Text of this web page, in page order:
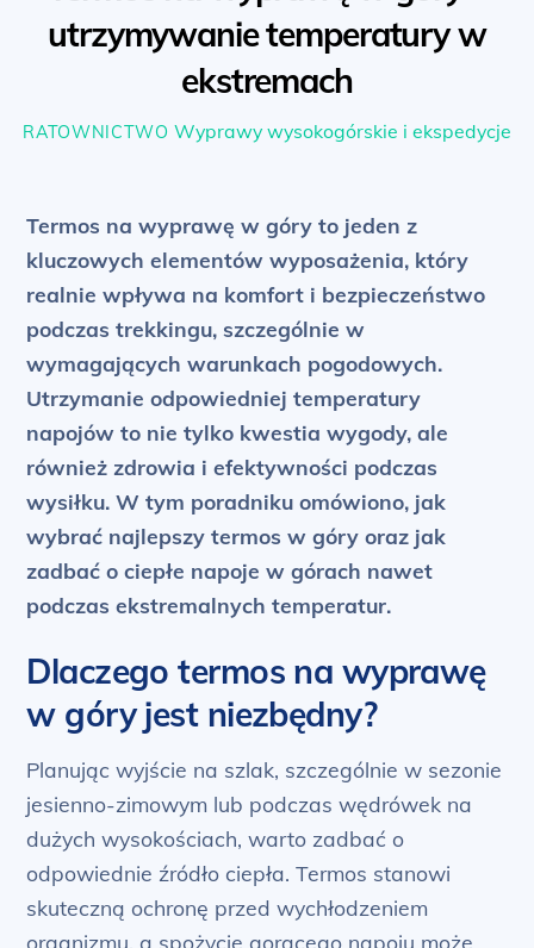
utrzymywanie temperatury w
ekstremach
RATOWNICTWO Wyprawy wysokogórskie i ekspedycje
Termos na wyprawę w góry to jeden z
kluczowych elementów wyposażenia, który
realnie wpływa na komfort i bezpieczeństwo
podczas trekkingu, szczególnie w
wymagających warunkach pogodowych.
Utrzymanie odpowiedniej temperatury
napojów to nie tylko kwestia wygody, ale
również zdrowia i efektywności podczas
wysiłku. W tym poradniku omówiono, jak
wybrać najlepszy termos w góry oraz jak
zadbać o ciepłe napoje w górach nawet
podczas ekstremalnych temperatur.
Dlaczego termos na wyprawę
w góry jest niezbędny?
Planując wyjście na szlak, szczególnie w sezonie
jesienno-zimowym lub podczas wędrówek na
dużych wysokościach, warto zadbać o
odpowiednie źródło ciepła. Termos stanowi
skuteczną ochronę przed wychłodzeniem
organizmu, a spożycie gorącego napoju może